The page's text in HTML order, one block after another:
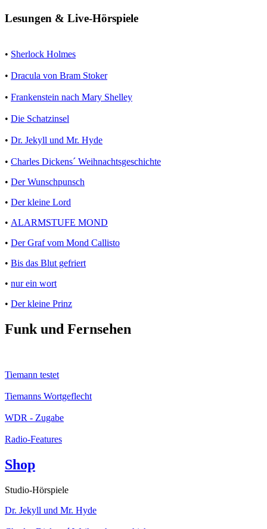
Lesungen & Live-Hörspiele
• Sherlock Holmes
• Dracula von Bram Stoker
• Frankenstein nach Mary Shelley
• Die Schatzinsel
• Dr. Jekyll und Mr. Hyde
• Charles Dickens´ Weihnachtsgeschichte
• Der Wunschpunsch
• Der kleine Lord
• ALARMSTUFE MOND
• Der Graf vom Mond Callisto
• Bis das Blut gefriert
• nur ein wort
• Der kleine Prinz
Funk und Fernsehen
Tiemann testet
Tiemanns Wortgeflecht
WDR - Zugabe
Radio-Features
Shop
Studio-Hörspiele
Dr. Jekyll und Mr. Hyde